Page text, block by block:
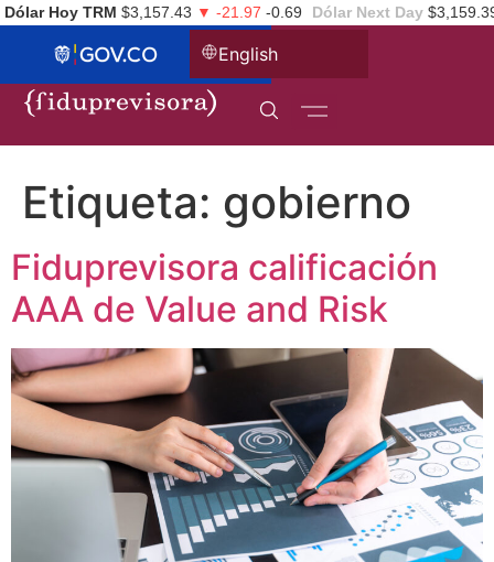
Dólar Hoy TRM $3,157.43 ▼ -21.97 -0.69 Dólar Next Day
English
Etiqueta: gobierno
Fiduprevisora calificación
AAA de Value and Risk